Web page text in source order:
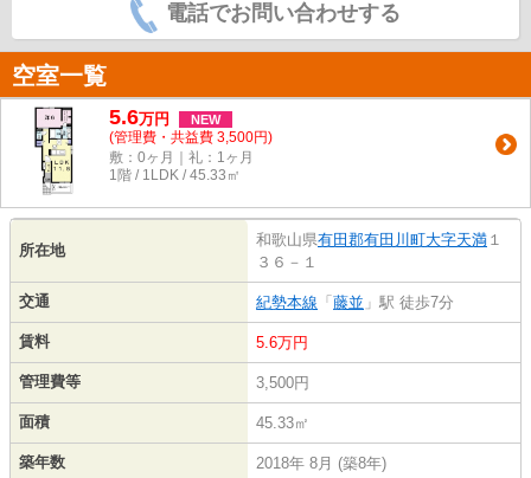
電話でお問い合わせする
空室一覧
5.6万円 NEW
(管理費・共益費 3,500円)
敷：0ヶ月｜礼：1ヶ月
1階 / 1LDK / 45.33㎡
所在地
和歌山県有田郡有田川町大字天満 １
３６－１
交通 紀勢本線 「 藤並 」駅 徒歩7分
賃料 5.6万円
管理費等 3,500円
面積 45.33㎡
築年数 2018年 8月 (築8年)